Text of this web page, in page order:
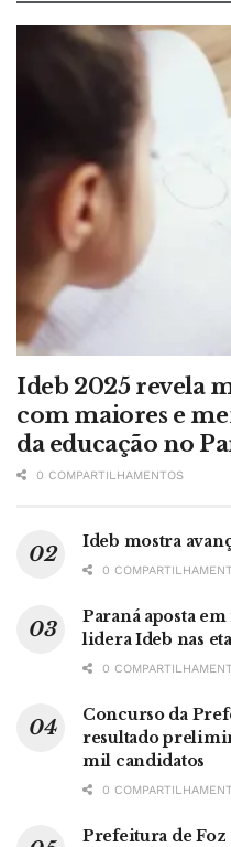
Ideb 2025 revela
com maiores e
da educação no
0 COMPARTILHAMENTOS
Ideb mostra
0
Paraná aposta
lidera Ideb nas
0
Concurso da
resultado
mil candidatos
0
Prefeitura de Foz